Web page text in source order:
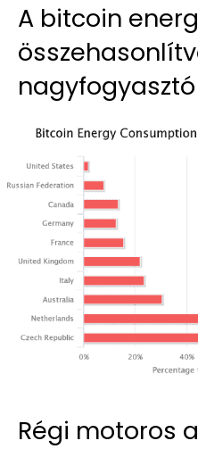
A bitcoin
Régi motoros